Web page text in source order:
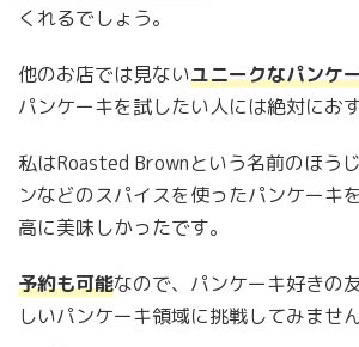
くれるでしょう。
他のお店では見ないユニークなパンケ
パンケーキを試したい人には絶対にお
私はRoasted Brownという名前のほう
ンなどのスパイスを使ったパンケーキ
高に美味しかったです。
予約も可能なので、パンケーキ好きの
しいパンケーキ領域に挑戦してみません